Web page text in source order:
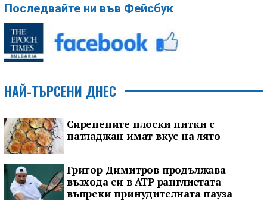
Последвайте ни във Фейсбук
НАЙ-ТЪРСЕНИ ДНЕС
Сиренените плоски питки с
патладжан имат вкус на лято
Григор Димитров продължава
възхода си в ATP ранглистата
въпреки принудителната пауза